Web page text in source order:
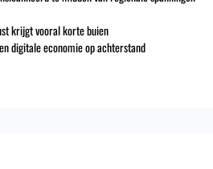
krijgt vooral korte buien
digitale economie op achterstand